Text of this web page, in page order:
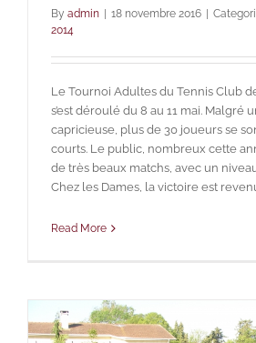
By admin 18 novembre 2016
2014
Le Tournoi Adultes du Tennis Club
s’est déroulé du 8 au 11 mai. Malgré
capricieuse, plus de 30 joueurs se
courts. Le public, nombreux cette
de très beaux matchs, avec un
Chez les Dames, la victoire est
Read More